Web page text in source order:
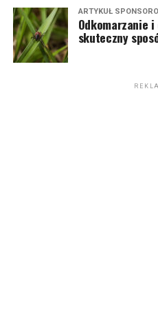
ARTYKUŁ
Odkomarzanie
skuteczny